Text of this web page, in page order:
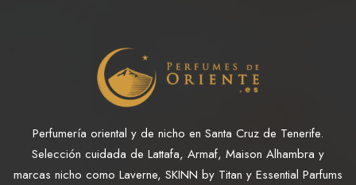
Perfumería oriental y de nicho en Santa Cruz de Tenerife.
Selección cuidada de Lattafa, Armaf, Maison Alhambra y
marcas nicho como Laverne, SKINN by Titan y Essential Parfums